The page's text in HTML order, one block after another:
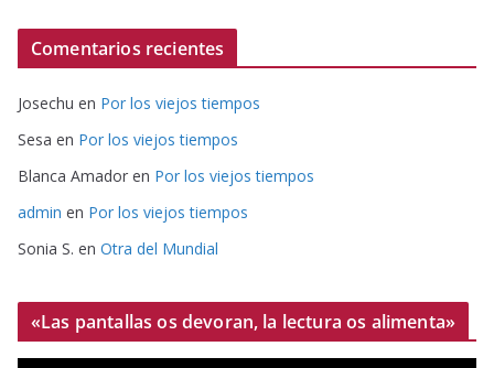
Comentarios recientes
Josechu en Por los viejos tiempos
Sesa en Por los viejos tiempos
Blanca Amador en Por los viejos tiempos
admin en Por los viejos tiempos
Sonia S. en Otra del Mundial
«Las pantallas os devoran, la lectura os alimenta»